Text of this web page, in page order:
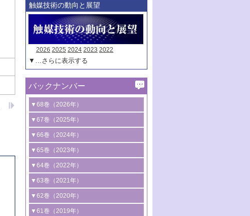
触媒技術の動向と展望
2026 2025 2024 2023 2022
▼…さらに表示する
バックナンバー
▼68巻（2026年）
1号 過酸化水素合成に関する研究動向
2号 コンピューター技術により加速する
触媒開発
3号 有機分子変換やCO 資源化のための
光触媒に関する最近の研究
B号 第137回触媒討論会（2026年）
▼67巻（2025年）
1号 CO
水素化によるグリーン燃料/グリ
ーンケミカル製造
2号 水素製造のための水分解技術に関す
る最近の研究
3号 オレフィン系樹脂の精密合成に関す
る最新技術
4号 アルコール類の効率的変換を実現す
▼66巻（2024年）
1号 低次元ナノ構造を有する触媒材料
2号 規制反応場を活用した固体触媒研究
の新展開
3号 未踏分子変換を目指した酸化触媒プ
ロセスの最前線
4号 シンクロトロン放射光および中性子
▼65巻（2023年）
1号 炭素が関わる触媒機能
2号 プラスチックケミカルリサイクルの
ための触媒技術
3号 非酸化物系金属化合物を基盤とした
▼64巻（2022年）
1号 合成ガス製造とCOを用いるケミカル
ズ合成の最新動向
2号 化学品合成のための合金触媒開発
▼63巻（2021年）
1号 金触媒の新展開
2号 ペロブスカイト
▼62巻（2020年）
1号 触媒設計を拓く欠陥構造のキャラク
▼61巻（2019年）